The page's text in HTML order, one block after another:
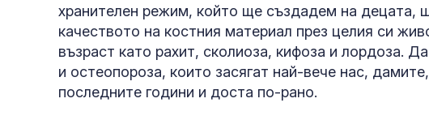
хранителен режим, който ще създадем на децата,
качеството на костния материал през целия си
възраст като рахит, сколиоза, кифоза и лордоза.
и остеопороза, които засягат най-вече нас,
последните години и доста по-рано.